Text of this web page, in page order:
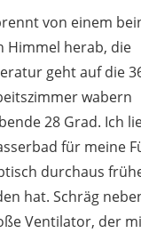
von einem
Himmel herab, die
geht auf die
wabern
28 Grad. Ich
für meine
durchaus
hat. Schräg
Ventilator, der